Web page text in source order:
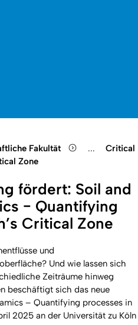
Fakultät Show
...
Critical
Zone
fördert: Soil and
− Quantifying
Critical Zone
und
Und wie lassen sich
Zeiträume hinweg
beschäftigt sich das neue
– Quantifying processes in
2025 an der Universität zu Köln